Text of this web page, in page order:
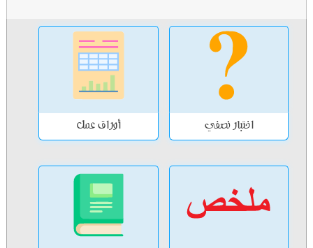
اختبار نصفي أوراق عمل